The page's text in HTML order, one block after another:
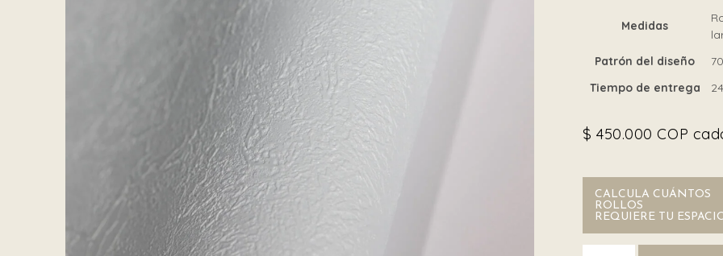
Medidas
Patrón del diseño
Tiempo de entrega
$ 450.000 COP
CALCULA CUÁNTOS
ROLLOS
REQUIERE TU